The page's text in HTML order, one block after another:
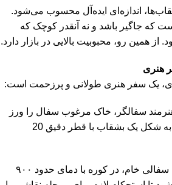
بشقاب‌ها، اندازه‌ای ایده‌آل محسوب می‌شود.
است که جاگیر باشد و نه آنقدر کوچک که
همین رو، محبوبیت بالایی در بازار دارد.
هنری
یک سفر هنری طولانی و پرزحمت است:
سفالگر، خاک مرغوب سفال را ورز
داده و بر روی چرخ، آن را به شکل یک بشقاب با قطر دقیق 20
بدنه سفالی خام، در کوره با دمای حدود ۹۰۰